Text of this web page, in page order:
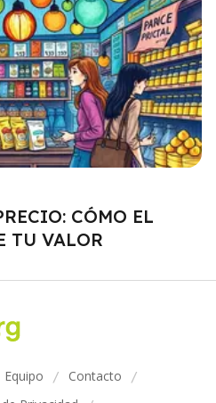
CÓMO EL
TU VALOR
Equipo / Contacto /